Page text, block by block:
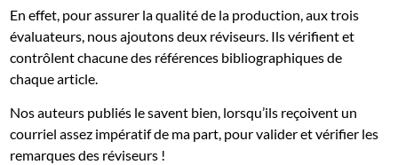
En effet, pour assurer la qualité de la production, aux trois
évaluateurs, nous ajoutons deux réviseurs. Ils vérifient et
contrôlent chacune des références bibliographiques de
chaque article.
Nos auteurs publiés le savent bien, lorsqu’ils reçoivent un
courriel assez impératif de ma part, pour valider et vérifier les
remarques des réviseurs !